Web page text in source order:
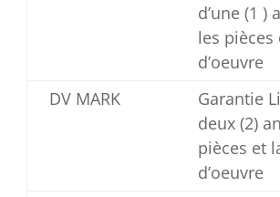
d’une (1 )
les
d’oeuvre
DV MARK
Garantie
deux (2)
pièces et
d’oeuvre